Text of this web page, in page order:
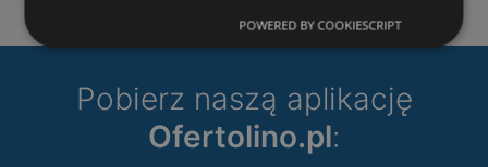
Pobierz naszą aplikację
Ofertolino.pl:
POWERED BY COOKIESCRIPT